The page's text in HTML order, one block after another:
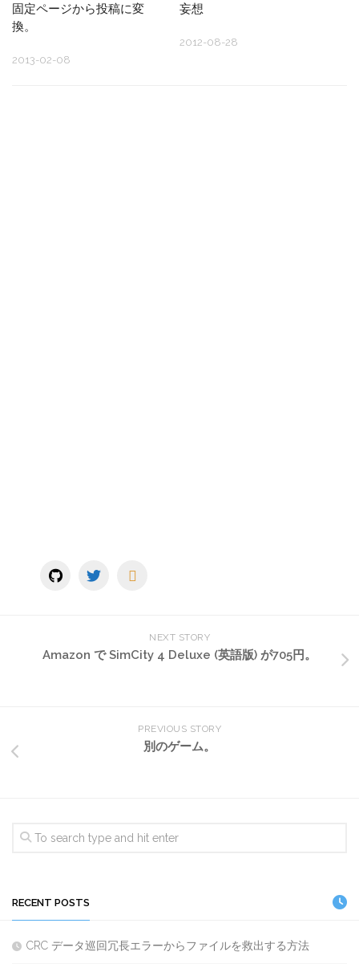
固定ページから投稿に変
換。
2013-02-08
妄想
2012-08-28
NEXT STORY
Amazon で SimCity 4 Deluxe (英語版) が705円。
PREVIOUS STORY
別のゲーム。
RECENT POSTS
CRC データ巡回冗長エラーからファイルを救出する方法